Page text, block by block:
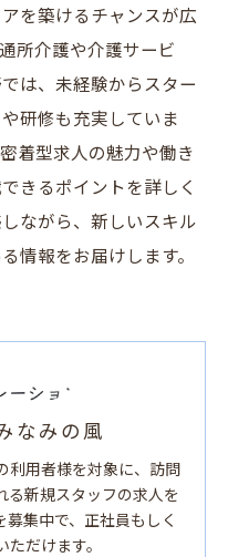
を築けるチャンスが広
所介護や介護サービ
は、未経験からスター
研修も充実していま
着型求人の魅力や働き
きるポイントを詳しく
ながら、新しいスキル
情報をお届けします。
なみの風
利用者様を対象に、訪問
る新規スタッフの求人を
集中で、正社員もしく
だけます。